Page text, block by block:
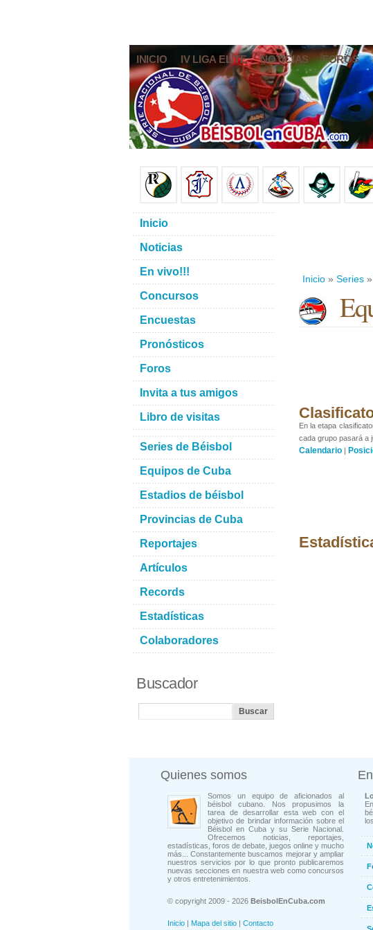
INICIO IV LIGA ELITE NOTICIAS FOROS
Inicio » Series »
En la etapa
cada grupo pasará a
Calendario |
Inicio
Noticias
En vivo!!!
Concursos
Encuestas
Pronósticos
Foros
Invita a tus amigos
Libro de visitas
Series de Béisbol
Equipos de Cuba
Estadios de béisbol
Provincias de Cuba
Reportajes
Artículos
Records
Estadísticas
Colaboradores
Buscador
Quienes somos
Somos un equipo de aficionados al
béisbol cubano. Nos propusimos la
tarea de desarrollar esta web con el
objetivo de brindar información sobre el
Béisbol en Cuba y su Serie Nacional.
Ofrecemos noticias, reportajes,
estadísticas, foros de debate, juegos online y mucho
más... Constantemente buscamos mejorar y ampliar
nuestros servicios por lo que pronto publicaremos
nuevas secciones en nuestra web como concursos
y otros entretenimientos.
© copyright 2009 - 2026 BeisbolEnCuba.com
Inicio | Mapa del sitio | Contacto